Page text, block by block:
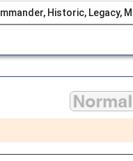
Historic, Legacy,